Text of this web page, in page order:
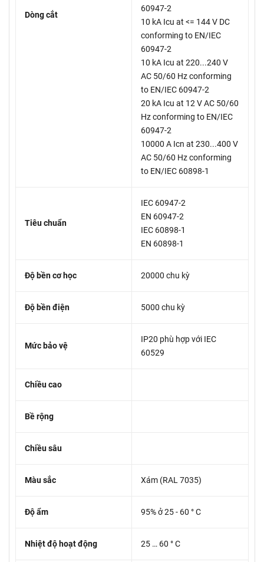
Dòng cắt
60947-2
10 kA Icu at <= 144 V DC
conforming to EN/IEC
60947-2
10 kA Icu at 220...240 V
AC 50/60 Hz conforming
to EN/IEC 60947-2
20 kA Icu at 12 V AC 50/60
Hz conforming to EN/IEC
60947-2
10000 A Icn at 230...400 V
AC 50/60 Hz conforming
to EN/IEC 60898-1
Tiêu chuẩn
IEC 60947-2
EN 60947-2
IEC 60898-1
EN 60898-1
Độ bền cơ học 20000 chu kỳ
Độ bền điện 5000 chu kỳ
Mức bảo vệ
IP20 phù hợp với IEC
60529
Chiều cao
Bề rộng
Chiều sâu
Màu sắc Xám (RAL 7035)
Độ ẩm 95% ở 25 - 60 ° C
Nhiệt độ hoạt động 25 … 60 ° C